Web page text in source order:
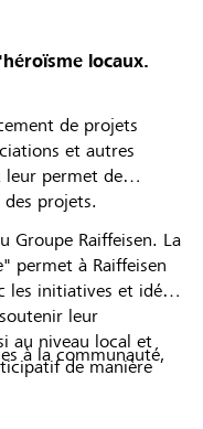
locaux.
de projets
et autres
permet de
projets.
Groupe Raiffeisen. La
permet à Raiffeisen
les initiatives et idées
leur
au niveau local et
de manière
à la communauté,